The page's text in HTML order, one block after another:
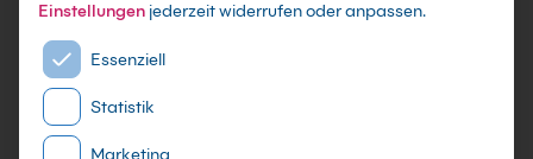
T-SQL – DP-080 – Abfragen von Daten
mit Microsoft Transact-SQL (DP-
080T00) Kurs
Einstellungen jederzeit widerrufen oder anpassen.
Es folgt eine Liste der Service-Gruppen, für die eine
Essenziell
Statistik
Marketing